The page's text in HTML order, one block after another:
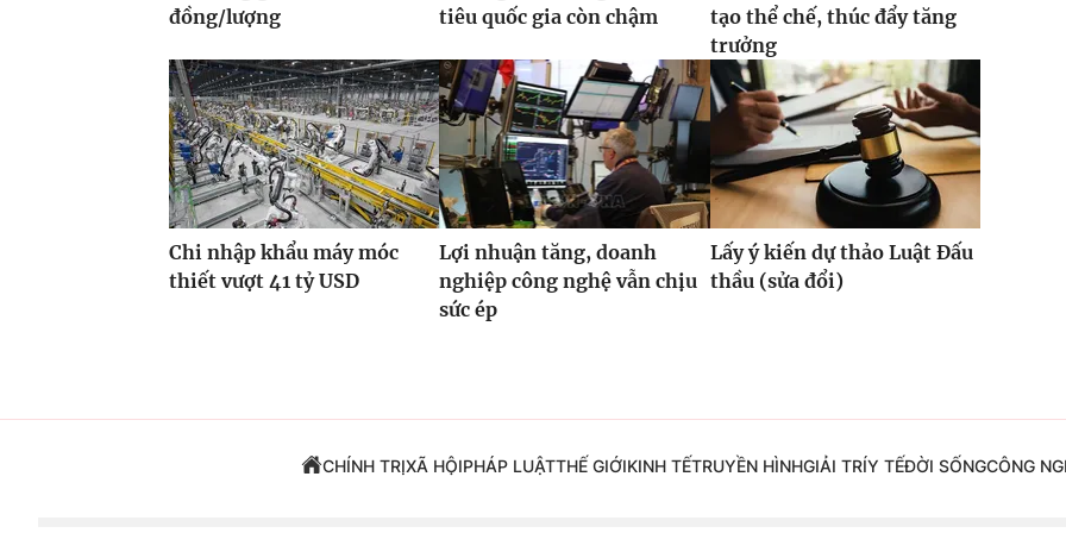
đồng/lượng
tiêu quốc gia còn chậm
tạo thể chế, thúc đẩy tăng
trưởng
Chi nhập khẩu máy móc
thiết vượt 41 tỷ USD
Lợi nhuận tăng, doanh
nghiệp công nghệ vẫn chịu
sức ép
Lấy ý kiến dự thảo Luật Đấu
thầu (sửa đổi)
CHÍNH TRỊXÃ HỘIPHÁP LUẬTTHẾ GIỚIKINH TẾTRUYỀN HÌNHGIẢI TRÍY TẾĐỜI SỐNGCÔNG